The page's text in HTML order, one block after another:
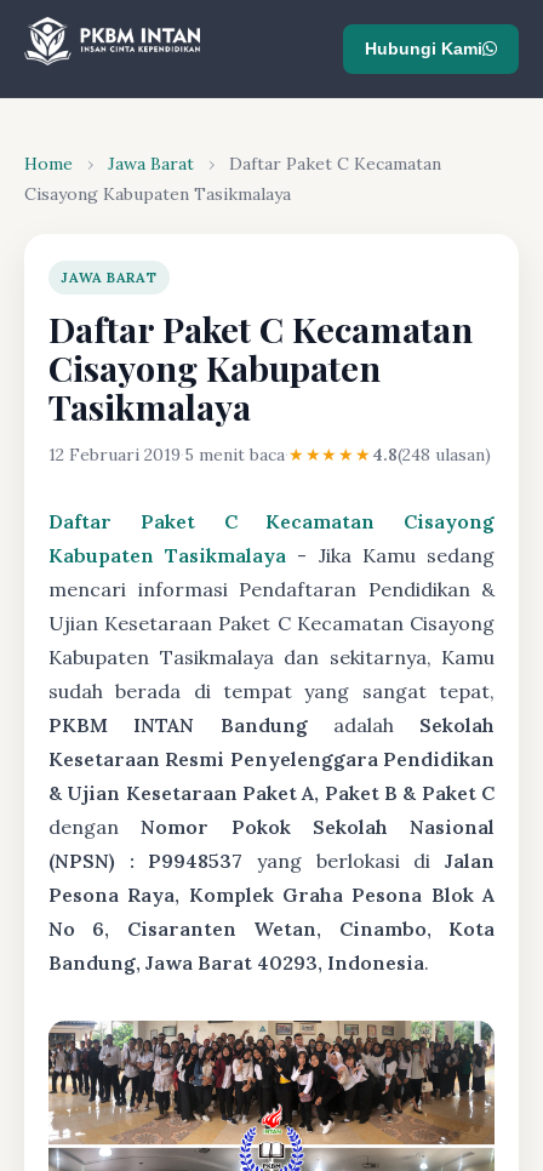
Hubungi Kami
Home › Jawa Barat ›
Daftar Paket C Kecamatan
Cisayong Kabupaten Tasikmalaya
JAWA BARAT
Daftar Paket C Kecamatan
Cisayong Kabupaten
Tasikmalaya
12 Februari 2019·5 menit baca·★★★★★4.8(248 ulasan)
Daftar Paket C Kecamatan Cisayong
Kabupaten Tasikmalaya - Jika Kamu sedang
mencari informasi Pendaftaran Pendidikan &
Ujian Kesetaraan Paket C Kecamatan Cisayong
Kabupaten Tasikmalaya dan sekitarnya, Kamu
sudah berada di tempat yang sangat tepat,
PKBM INTAN Bandungadalah Sekolah
Kesetaraan Resmi Penyelenggara Pendidikan
& Ujian Kesetaraan Paket A, Paket B & Paket C
denganNomor Pokok Sekolah Nasional
(NPSN) : P9948537 yang berlokasi diJalan
Pesona Raya, Komplek Graha Pesona Blok A
No 6, Cisaranten Wetan, Cinambo, Kota
Bandung, Jawa Barat 40293, Indonesia.